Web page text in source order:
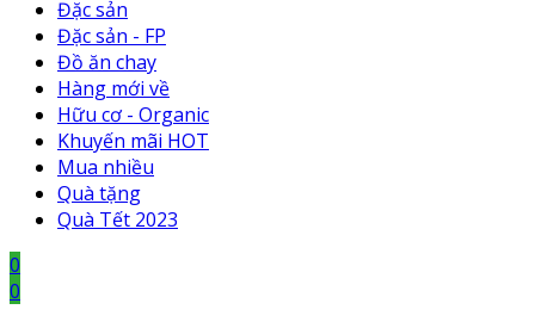
Đặc sản
Đặc sản - FP
Đồ ăn chay
Hàng mới về
Hữu cơ - Organic
Khuyến mãi HOT
Mua nhiều
Quà tặng
Quà Tết 2023
0
0